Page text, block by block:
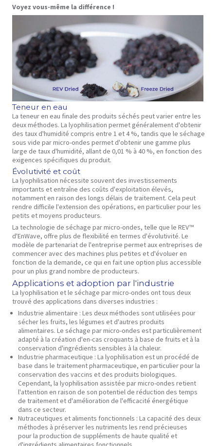
Voyez vous-même la différence !
Teneur en eau
La teneur en eau finale des produits séchés peut varier entre les
deux méthodes. La lyophilisation permet généralement d'obtenir
des taux d'humidité compris entre 1 et 4 %, tandis que le séchage
sous vide par micro-ondes permet d'obtenir une gamme plus
large de taux d'humidité, allant de 0,01 % à 40 %, en fonction des
exigences spécifiques du produit.
Évolutivité et coût
La lyophilisation nécessite souvent des investissements
importants et entraîne des coûts d'exploitation élevés,
notamment en raison des longs délais de traitement. Cela peut
rendre difficile l'extension des opérations, en particulier pour les
petits et moyens producteurs.
La technologie de séchage par micro-ondes, telle que le REV™
d'EnWave, offre plus de flexibilité en termes d'évolutivité. Le
modèle de partenariat de l'entreprise permet aux entreprises de
commencer avec des machines plus petites et d'évoluer en
fonction de la demande, ce qui en fait une option plus accessible
pour un plus grand nombre de producteurs.
Applications et adoption par l'industrie
La lyophilisation et le séchage par micro-ondes ont tous deux
trouvé des applications dans diverses industries :
Industrie alimentaire : Les deux méthodes sont utilisées pour
sécher les fruits, les légumes et d'autres produits
alimentaires. Le séchage par micro-ondes est particulièrement
adapté à la création d'en-cas croquants à base de fruits et à la
conservation d'ingrédients sensibles à la chaleur.
Industrie pharmaceutique : La lyophilisation est un procédé de
base dans le traitement pharmaceutique, en particulier pour la
conservation des vaccins et des produits biologiques.
Cependant, la lyophilisation assistée par micro-ondes retient
l'attention en raison de son potentiel de réduction des temps
de traitement et d'amélioration de l'efficacité énergétique
dans ce secteur.
Nutraceutiques et aliments fonctionnels : La capacité des deux
méthodes à préserver les nutriments les rend précieuses
pour la production de suppléments de haute qualité et